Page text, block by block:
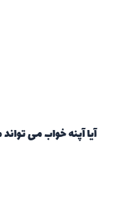
آیا آپنه خواب می